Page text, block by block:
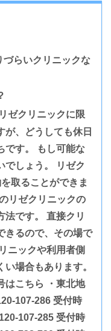
づらいクリニックな
ゼクリニックに限
が、どうしても休日
です。 もし可能な
でしょう。 リゼク
取ることができま
リゼクリニックの
法です。 直接クリ
きるので、その場で
ニックや利用者側
場合もあります。
はこちら ・東北地
107-286 受付時
107-285 受付時